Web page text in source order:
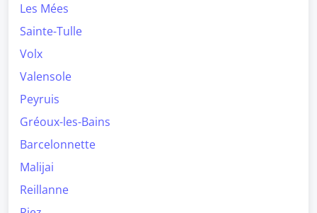
Les Mées
Sainte-Tulle
Volx
Valensole
Peyruis
Gréoux-les-Bains
Barcelonnette
Malijai
Reillanne